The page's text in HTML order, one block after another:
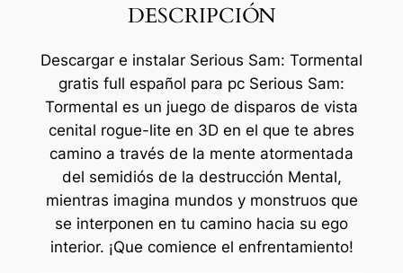
DESCRIPCIÓN
Descargar e instalar Serious Sam: Tormental
gratis full español para pc Serious Sam:
Tormental es un juego de disparos de vista
cenital rogue-lite en 3D en el que te abres
camino a través de la mente atormentada
del semidiós de la destrucción Mental,
mientras imagina mundos y monstruos que
se interponen en tu camino hacia su ego
interior. ¡Que comience el enfrentamiento!